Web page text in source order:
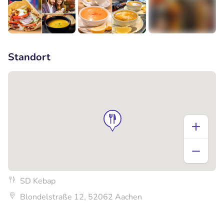
Standort
SD Kebap
Blondelstraße 12, 52062 Aachen